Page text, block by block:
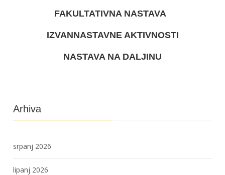
FAKULTATIVNA NASTAVA
IZVANNASTAVNE AKTIVNOSTI
NASTAVA NA DALJINU
Arhiva
srpanj 2026
lipanj 2026